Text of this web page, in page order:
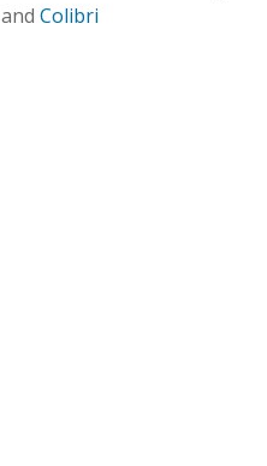
Colibri